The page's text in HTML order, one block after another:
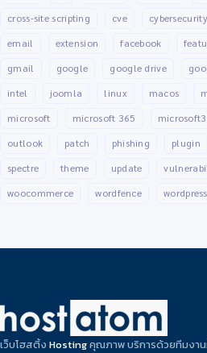
cross-site scripting cve cybersecurity
email
extension facebook
gmail
google google drive
intel
joomla linux macos
microsoft
microsoft 365
outlook
patch phishing plugin
spectre
theme update
woocommerce
wordfence wordpress
เว็บโฮสติ้ง Hostingคุณภาพ บริการด้วยทีมงา